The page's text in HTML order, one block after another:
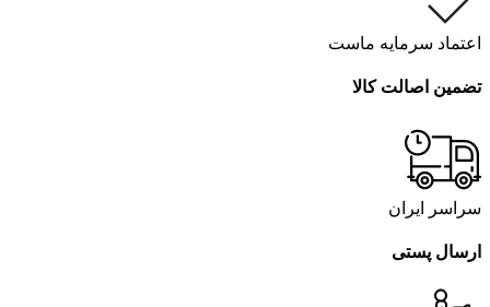
اعتماد سرمایه ماست
تضمین اصالت کالا
سراسر ایران
ارسال پستی